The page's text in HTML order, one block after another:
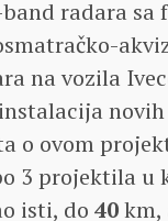
radara sa
na vozila
o ovom
3 projektila
isti, do 40km,